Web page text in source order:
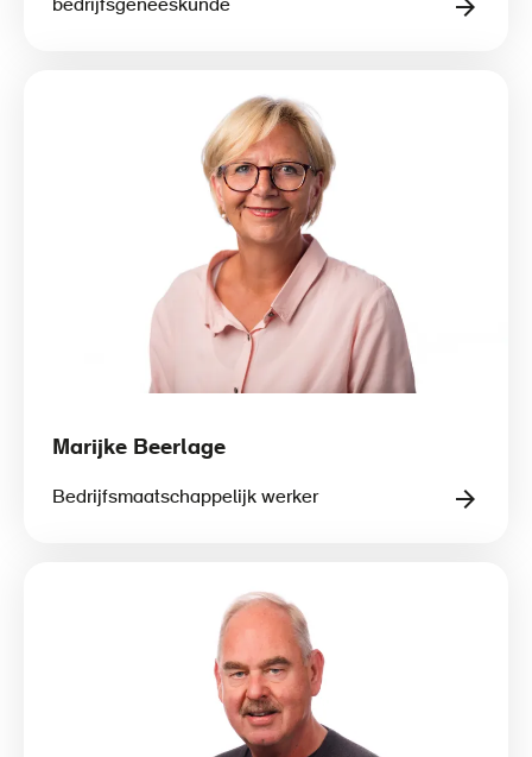
bedrijfsgeneeskunde
Marijke Beerlage
Bedrijfsmaatschappelijk werker